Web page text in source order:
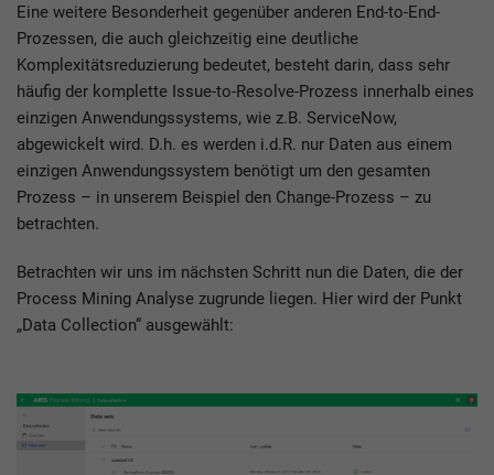
Eine weitere Besonderheit gegenüber anderen End-to-End-
Prozessen, die auch gleichzeitig eine deutliche
Komplexitätsreduzierung bedeutet, besteht darin, dass sehr
häufig der komplette Issue-to-Resolve-Prozess innerhalb eines
einzigen Anwendungssystems, wie z.B. ServiceNow,
abgewickelt wird. D.h. es werden i.d.R. nur Daten aus einem
einzigen Anwendungssystem benötigt um den gesamten
Prozess – in unserem Beispiel den Change-Prozess – zu
betrachten.
Betrachten wir uns im nächsten Schritt nun die Daten, die der
Process Mining Analyse zugrunde liegen. Hier wird der Punkt
„Data Collection“ ausgewählt: